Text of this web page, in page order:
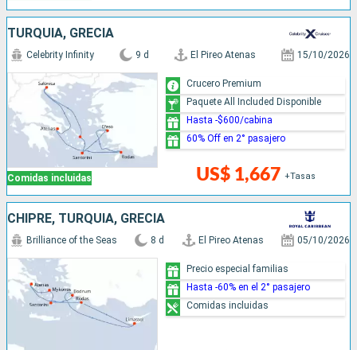
TURQUÍA, GRECIA
Comidas incluidas
Celebrity Infinity 9 d El Pireo Atenas 15/10/2026
US$ 1,667 +Tasas
Crucero Premium
Paquete All Included Disponible
Hasta -$600/cabina
60% Off en 2° pasajero
CHIPRE, TURQUÍA, GRECIA
Brilliance of the Seas 8 d El Pireo Atenas 05/10/2026
Precio especial familias
Hasta -60% en el 2° pasajero
Comidas incluidas